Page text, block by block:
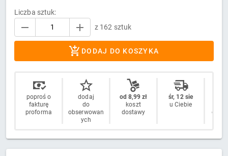
Liczba sztuk:
z 162 sztuk
DODAJ DO KOSZYKA
poproś o
fakturę
proforma
dodaj
do
obserwowan
ych
od 8,99 zł
koszt
dostawy
śr, 12 sie
u Ciebie